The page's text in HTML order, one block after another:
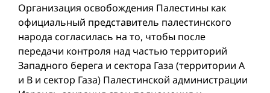
Организация освобождения Палестины как
официальный представитель палестинского
народа согласилась на то, чтобы после
передачи контроля над частью территорий
Западного берега и сектора Газа (территории А
и В и сектор Газа) Палестинской администрации